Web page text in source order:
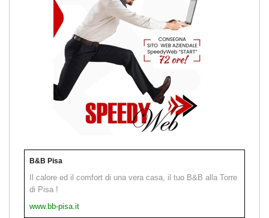
B&B Pisa
Il calore ed il comfort di una vera casa, il tuo B&B alla Torre
di Pisa !
www.bb-pisa.it